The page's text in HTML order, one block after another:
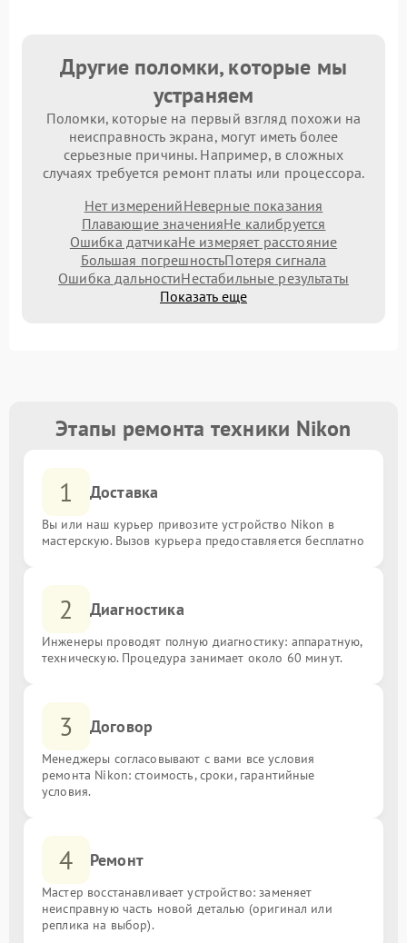
Другие поломки, которые мы
устраняем
Поломки, которые на первый взгляд похожи на
неисправность экрана, могут иметь более
серьезные причины. Например, в сложных
случаях требуется ремонт платы или процессора.
Нет измеренийНеверные показания
Плавающие значенияНе калибруется
Ошибка датчикаНе измеряет расстояние
Большая погрешностьПотеря сигнала
Ошибка дальностиНестабильные результаты
Показать еще
Этапы ремонта техники Nikon
1 Доставка
Вы или наш курьер привозите устройство Nikon в
мастерскую. Вызов курьера предоставляется бесплатно
2 Диагностика
Инженеры проводят полную диагностику: аппаратную,
техническую. Процедура занимает около 60 минут.
3 Договор
Менеджеры согласовывают с вами все условия
ремонта Nikon: стоимость, сроки, гарантийные
условия.
4 Ремонт
Мастер восстанавливает устройство: заменяет
неисправную часть новой деталью (оригинал или
реплика на выбор).